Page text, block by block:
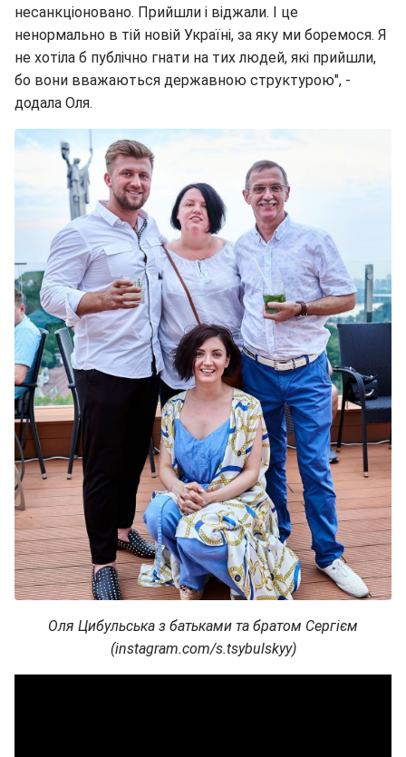
несанкціоновано. Прийшли і віджали. І це
ненормально в тій новій Україні, за яку ми боремося. Я
не хотіла б публічно гнати на тих людей, які прийшли,
бо вони вважаються державною структурою", -
додала Оля.
Оля Цибульська з батьками та братом Сергієм
(instagram.com/s.tsybulskyy)